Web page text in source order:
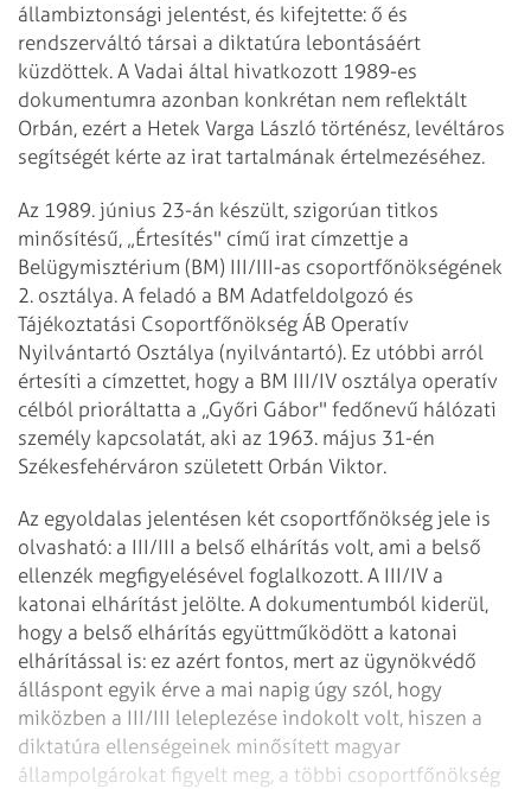
állambiztonsági jelentést, és kifejtette: ő és
rendszerváltó társai a diktatúra lebontásáért
küzdöttek. A Vadai által hivatkozott 1989-es
dokumentumra azonban konkrétan nem reflektált
Orbán, ezért a Hetek Varga László történész, levéltáros
segítségét kérte az irat tartalmának értelmezéséhez.
Az 1989. június 23-án készült, szigorúan titkos
minősítésű, „Értesítés" című irat címzettje a
Belügymisztérium (BM) III/III-as csoportfőnökségének
2. osztálya. A feladó a BM Adatfeldolgozó és
Tájékoztatási Csoportfőnökség ÁB Operatív
Nyilvántartó Osztálya (nyilvántartó). Ez utóbbi arról
értesíti a címzettet, hogy a BM III/IV osztálya operatív
célból prioráltatta a „Győri Gábor" fedőnevű hálózati
személy kapcsolatát, aki az 1963. május 31-én
Székesfehérváron született Orbán Viktor.
Az egyoldalas jelentésen két csoportfőnökség jele is
olvasható: a III/III a belső elhárítás volt, ami a belső
ellenzék megfigyelésével foglalkozott. A III/IV a
katonai elhárítást jelölte. A dokumentumból kiderül,
hogy a belső elhárítás együttműködött a katonai
elhárítással is: ez azért fontos, mert az ügynökvédő
álláspont egyik érve a mai napig úgy szól, hogy
miközben a III/III leleplezése indokolt volt, hiszen a
diktatúra ellenségeinek minősített magyar
állampolgárokat figyelt meg, a többi csoportfőnökség